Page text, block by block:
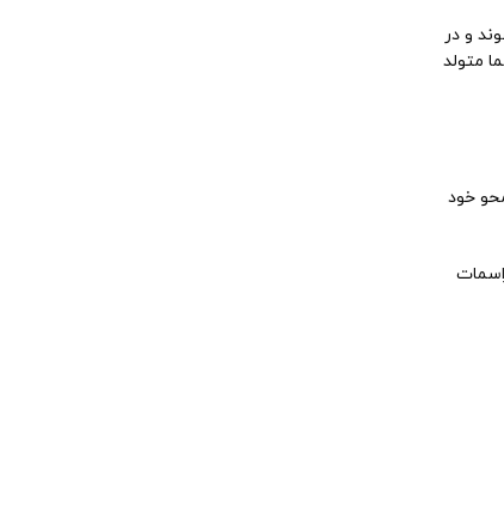
و در
متولد
خود